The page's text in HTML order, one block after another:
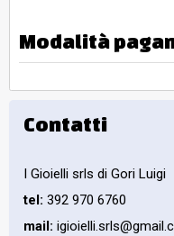
Modalità
Contatti
I Gioielli srls di Gori Luigi
tel: 392 970 6760
mail: